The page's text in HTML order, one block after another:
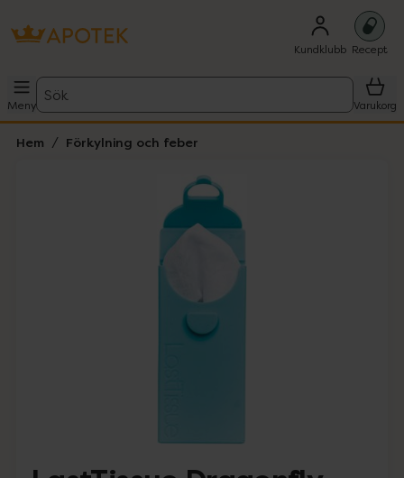
Kundklubb Recept
Meny
Sök
Varukorg
Hem Förkylning och feber
Lista: . Innehåller 1 objekt.